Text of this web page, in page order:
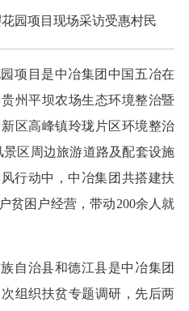
园项目现场采访受惠村民
项目是中冶集团中国五冶在
州平坝农场生态环境整治暨
区高峰镇玲珑片区环境整治
区周边旅游道路及配套设施
行动中，中冶集团共搭建扶
贫困户经营，带动200余人就
自治县和德江县是中冶集团
组织扶贫专题调研，先后两